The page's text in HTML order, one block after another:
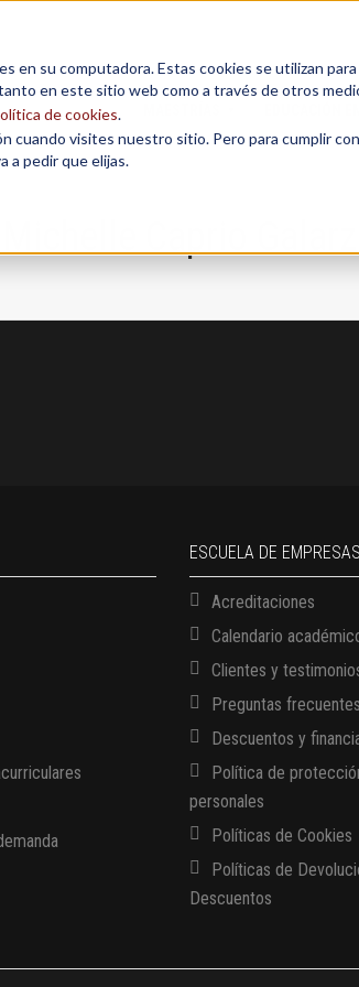
en su computadora. Estas cookies se utilizan
en este sitio web como a través de otros
de cookies.
cuando visites nuestro sitio. Pero para cumplir
a pedir que elijas.
ESCUELA DE EMPRESAS
Acreditaciones
Calendario
Clientes y
Preguntas frecuentes
Descuentos y
Política de
personales
Políticas de Cookies
Políticas de
Descuentos